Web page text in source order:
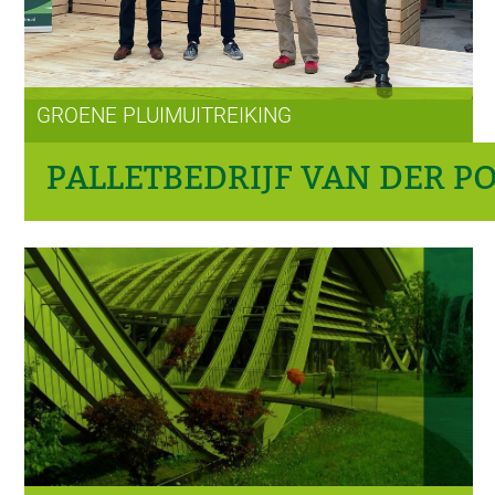
GROENE PLUIMUITREIKING
PALLETBEDRIJF VAN DER